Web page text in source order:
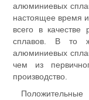
алюминиевых
настоящее время
всего в качестве
сплавов. В то
алюминиевых
чем из
производство.
Положительные